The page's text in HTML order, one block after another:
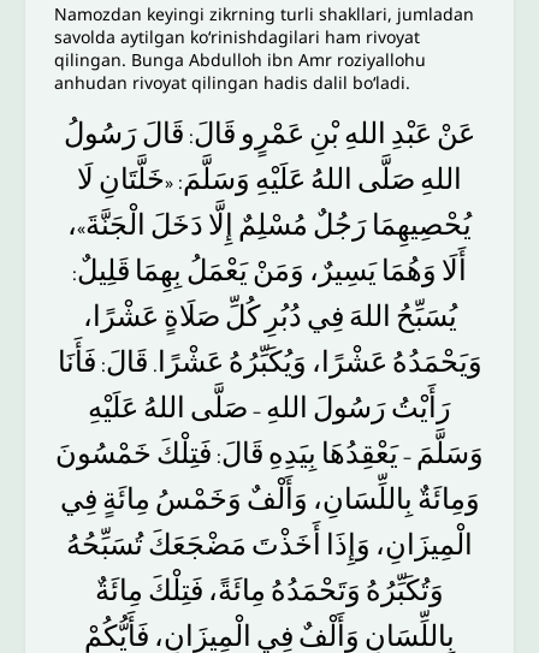
Namozdan keyingi zikrning turli shakllari, jumladan
savolda aytilgan ko‘rinishdagilari ham rivoyat
qilingan. Bunga Abdulloh ibn Amr roziyallohu
anhudan rivoyat qilingan hadis dalil bo‘ladi.
عَنْ عَبْدِ اللهِبْنِ عَمْرٍو قَالَ: قَالَرَسُولُ
اللهِ صَلَّى اللهُ عَلَيْهِ وَسَلَّمَ: «خَلَّتَانِ لَا
يُحْصِيهِمَا رَجُلٌ مُسْلِمٌ إِلَّا دَخَلَ الْجَنَّةَ»،
أَلَا وَهُمَا يَسِيرٌ، وَمَنْيَعْمَلُ بِهِمَا قَلِيلٌ:
يُسَبِّحُ اللهَ فِي دُبُرِ كُلِّ صَلَاةٍ عَشْرًا،
وَيَحْمَدُهُ عَشْرًا، وَيُكَبِّرُهُ عَشْرًا . قَالَ: فَأَنَا
رَأَيْتُرَسُولَ اللهِ – صَلَّى اللهُ عَلَيْهِ
وَسَلَّمَ – يَعْقِدُهَا بِيَدِهِ قَالَ: فَتِلْكَ خَمْسُونَ
وَمِائَةٌ بِاللِّسَانِ، وَأَلْفٌ وَخَمْسُ مِائَةٍ فِي
الْمِيزَانِ، وَإِذَا أَخَذْتَ مَضْجَعَكَتُسَبِّحُهُ
وَتُكَبِّرُهُ وَتَحْمَدُهُ مِائَةً، فَتِلْكَ مِائَةٌ
بِاللِّسَانِ وَأَلْفٌ فِي الْمِيزَانِ، فَأَيُّكُمْ